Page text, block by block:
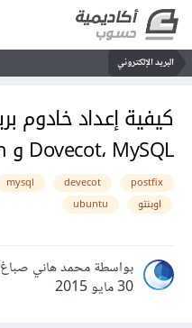
البريد الإلكتروني
Dovecot، MySQL و SpamAssasin
postfix
devecot
mysql
اوبنتو
ubuntu
بواسطة محمد هاني صباغ
30 مايو 2015